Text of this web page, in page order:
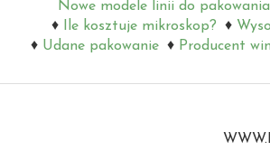
Nowe modele linii do pakowania
Ile kosztuje mikroskop?
Udane pakowanie
Producent